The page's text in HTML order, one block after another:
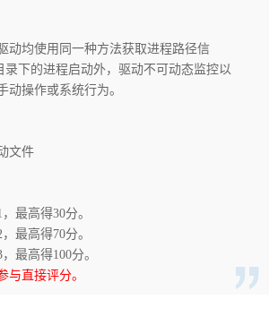
动均使用同一种方法获取进程路径信
录下的进程启动外，驱动不可动态监控以
动操作或系统行为。
文件
最高得30分。
最高得70分。
最高得100分。
与直接评分。